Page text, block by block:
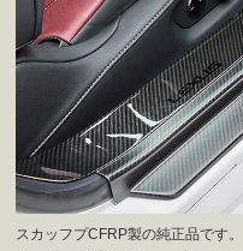
スカッフプCFRP製の純正品です。